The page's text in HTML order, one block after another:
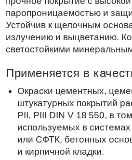
Атмосферостойкость
Высокая проницаемость для
и углекислого газа
Усилена силикатными
Стойкость к щелочным
и бетонным поверхностям
Окраски цементных, цементно-
штукатурных покрытий
PII, PIII DIN V 18 550, в том
используемых в системах
и кирпичной кладки.
Применяется в качестве
Преимущества